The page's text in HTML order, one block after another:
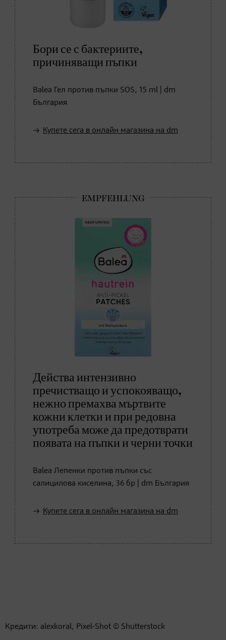
Бори се с бактериите,
причиняващи пъпки
Balea Гел против пъпки SOS, 15 ml | dm
България
Купете сега в онлайн магазина на dm
Действа интензивно
пречистващо и успокояващо,
нежно премахва мъртвите
кожни клетки и при редовна
употреба може да предотврати
появата на пъпки и черни точки
Balea Лепенки против пъпки със
салицилова киселина, 36 бр | dm България
Купете сега в онлайн магазина на dm
Кредити: alexkoral, Pixel-Shot © Shutterstock